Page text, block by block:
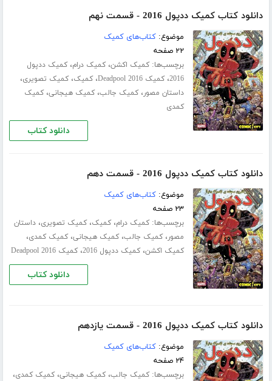
دانلود کتاب کمیک ددپول 2016 - قسمت نهم
موضوع:کتاب‌های کمیک
۲۲ صفحه
برچسب‌ها:کمیک اکشن،کمیک درام،کمیک ددپول
2016،کمیک Deadpool 2016 ،کمیک،کمیک تصویری،
داستان مصور،کمیک جالب،کمیک هیجانی،کمیک
کمدی
دانلود کتاب
دانلود کتاب کمیک ددپول 2016 - قسمت دهم
موضوع:کتاب‌های کمیک
۲۳ صفحه
برچسب‌ها:کمیک درام،کمیک،کمیک تصویری،داستان
مصور،کمیک جالب،کمیک هیجانی،کمیک کمدی،
کمیک اکشن،کمیک ددپول 2016 ،کمیک Deadpool 2016
دانلود کتاب
دانلود کتاب کمیک ددپول 2016 - قسمت یازدهم
موضوع:کتاب‌های کمیک
۲۴ صفحه
برچسب‌ها:کمیک جالب،کمیک هیجانی،کمیک کمدی،